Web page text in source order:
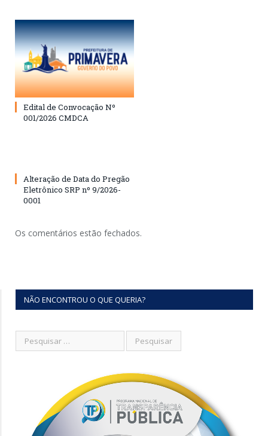
Edital de Convocação Nº
001/2026 CMDCA
Alteração de Data do Pregão
Eletrônico SRP nº 9/2026-
0001
Os comentários estão fechados.
NÃO ENCONTROU O QUE QUERIA?